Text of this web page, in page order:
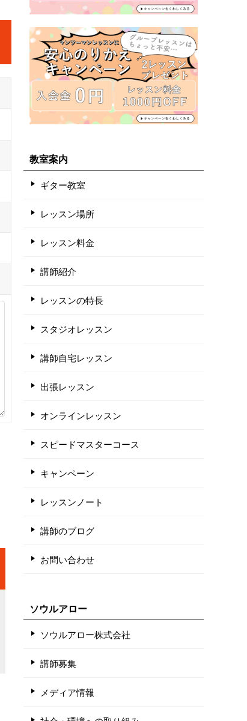
教室案内
ギター教室
レッスン場所
レッスン料金
講師紹介
レッスンの特長
スタジオレッスン
講師自宅レッスン
出張レッスン
オンラインレッスン
スピードマスターコース
キャンペーン
レッスンノート
講師のブログ
お問い合わせ
ソウルアロー
ソウルアロー株式会社
講師募集
メディア情報